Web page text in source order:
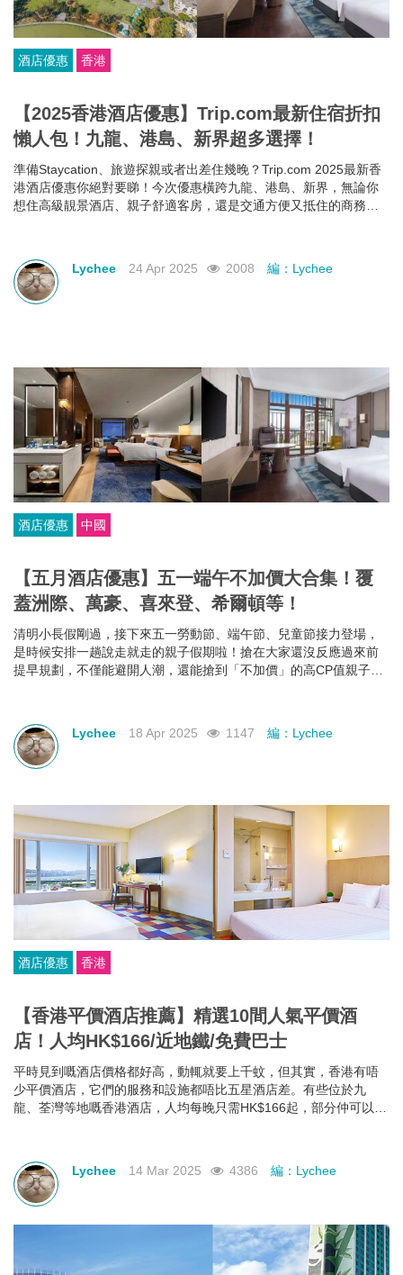
酒店優惠 香港
【2025香港酒店優惠】Trip.com最新住宿折扣
懶人包！九龍、港島、新界超多選擇！
準備Staycation、旅遊探親或者出差住幾晚？Trip.com 2025最新香
港酒店優惠你絕對要睇！今次優惠橫跨九龍、港島、新界，無論你
想住高級靚景酒店、親子舒適客房，還是交通方便又抵住的商務型
Lychee
24 Apr 2025 2008 編：Lychee
酒店優惠 中國
【五月酒店優惠】五一端午不加價大合集！覆
蓋洲際、萬豪、喜來登、希爾頓等！
清明小長假剛過，接下來五一勞動節、端午節、兒童節接力登場，
是時候安排一趟說走就走的親子假期啦！搶在大家還沒反應過來前
提早規劃，不僅能避開人潮，還能搶到「不加價」的高CP值親子酒
案尚未全面上架，但只要掌握好訂房時機，仍有機會撿到超值好
康！
Lychee 18 Apr 2025 1147 編：Lychee
酒店優惠 香港
【香港平價酒店推薦】精選10間人氣平價酒
店！人均HK$166/近地鐵/免費巴士
平時見到嘅酒店價格都好高，動輒就要上千蚊，但其實，香港有唔
少平價酒店，它們的服務和設施都唔比五星酒店差。有些位於九
龍、荃灣等地嘅香港酒店，人均每晚只需HK$166起，部分仲可以欣
Lychee
14 Mar 2025 4386 編：Lychee